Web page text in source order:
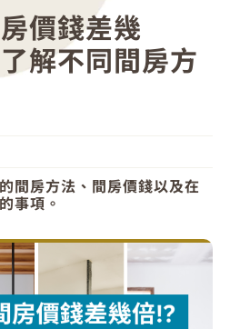
價錢差幾
解不同間房方
間房方法、間房價錢以及在
事項。